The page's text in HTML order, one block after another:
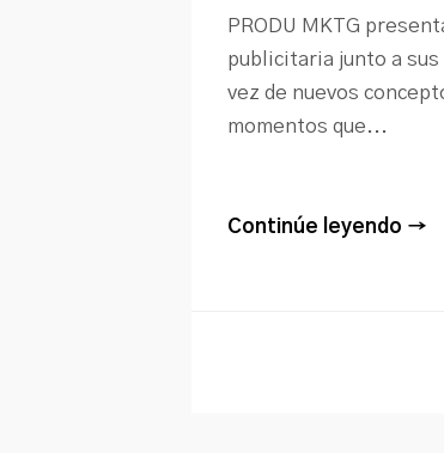
PRODU MKTG
publicitaria junto a
vez de nuevos
momentos que...
Continúe leyendo →